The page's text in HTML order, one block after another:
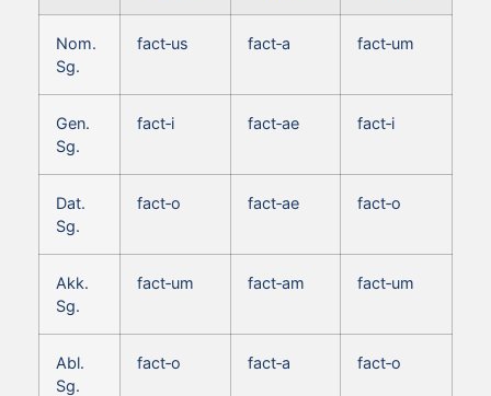
Nom.
Sg.
fact‑us fact‑a fact‑um
Gen.
Sg.
fact‑i fact‑ae fact‑i
Dat.
Sg.
fact‑o fact‑ae fact‑o
Akk.
Sg.
fact‑um fact‑am fact‑um
Abl.
Sg.
fact‑o fact‑a fact‑o